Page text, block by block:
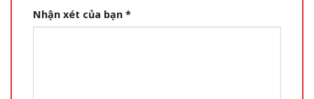
Nhận xét của bạn *